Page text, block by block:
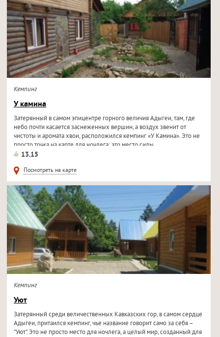
Кемпинг
У камина
Затерянный в самом эпицентре горного величия Адыгеи, там, где
небо почти касается заснеженных вершин, а воздух звенит от
чистоты и аромата хвои, расположился кемпинг «У Камина». Это не
просто точка на карте для ночлега; это место силы...
13.15
Посмотреть на карте
Кемпинг
Уют
Затерянный среди величественных Кавказских гор, в самом сердце
Адыгеи, притаился кемпинг, чье название говорит само за себя –
"Уют". Это не просто место для ночлега, а целый мир, созданный для